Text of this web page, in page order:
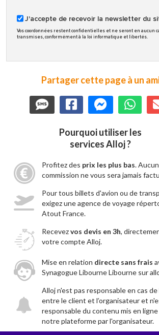
J'accepte de recevoir la newsletter du
Vos coordonnées restent confidentielles et ne seront en aucun
transmises, conformément à la loi informatique et libertés.
Partager cette page à un
Pourquoi utiliser les
services Alloj ?
Profitez des prix les plus bas.
commission ne vous sera jamais
Pour tous billets d'avion ou de
exigez une agence de voyage
Atout France.
Recevezvos devis en 3h,
votre compte Alloj.
Mise en relation directe sans frais
Synagogue Libourne Libourne sur
Alloj n'est pas responsable en cas
entre le client et l’organisateur et
responsable du contenu mis en
notre plateforme par l'organisateur.